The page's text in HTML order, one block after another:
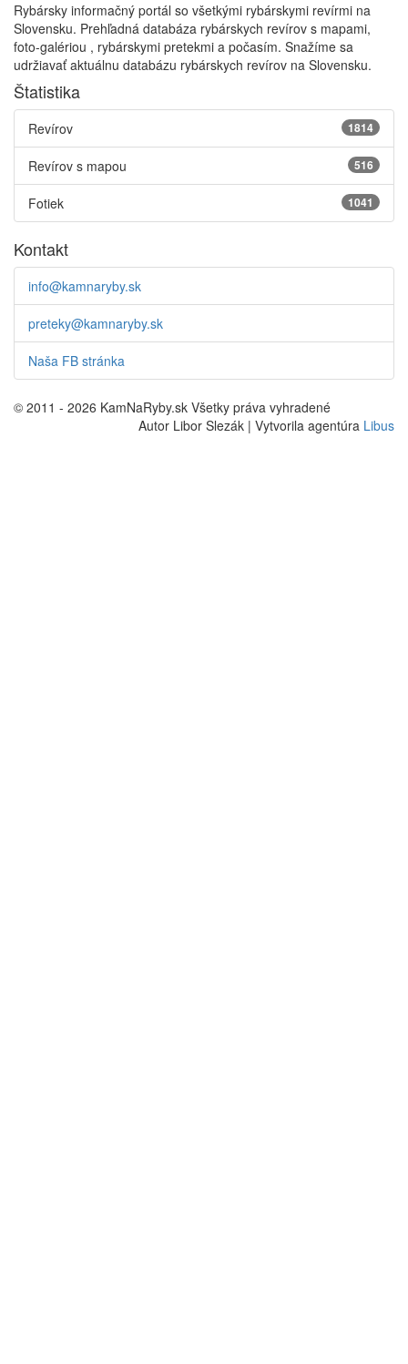
Rybársky informačný portál so všetkými rybárskymi revírmi na
Slovensku. Prehľadná databáza rybárskych revírov s mapami,
foto-galériou , rybárskymi pretekmi a počasím. Snažíme sa
udržiavať aktuálnu databázu rybárskych revírov na Slovensku.
Štatistika
1814
Revírov
516
Revírov s mapou
1041
Fotiek
Kontakt
info@kamnaryby.sk
preteky@kamnaryby.sk
Naša FB stránka
© 2011 - 2026 KamNaRyby.sk Všetky práva vyhradené
Autor Libor Slezák | Vytvorila agentúra Libus